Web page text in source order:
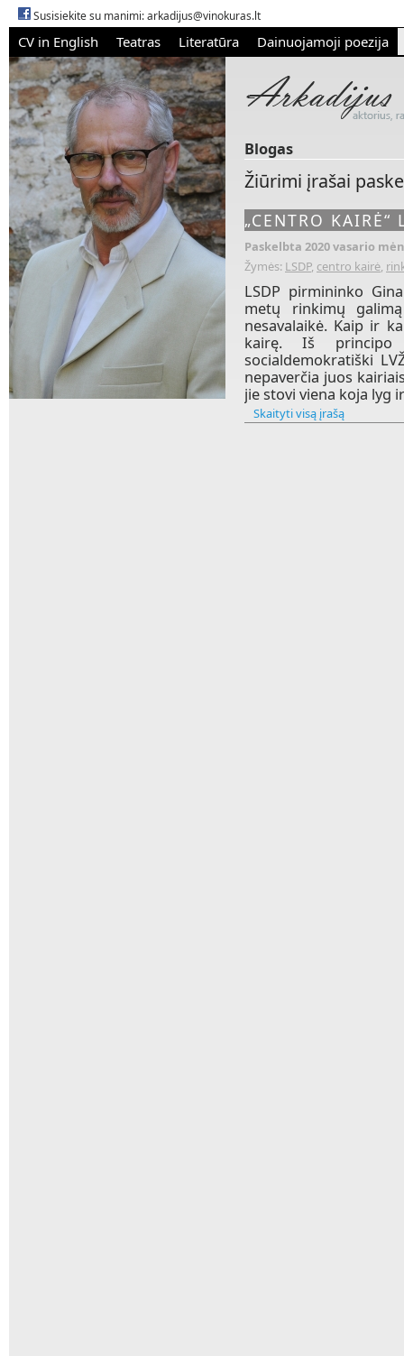
Susisiekite su manimi:arkadijus@vinokuras.lt
CV in English Teatras Literatūra Dainuojamoji poezija
Blogas
Žiūrimi įrašai
„CENTRO KAIRĖ“
Paskelbta 2020 vasario
Žymės: LSDP, centro kairė,
LSDP pirmininko
metų rinkimų
nesavalaikė. Kaip ir
kairę. Iš principo
socialdemokratiški
nepaverčia juos
jie stovi viena koja lyg
Skaityti visą įrašą